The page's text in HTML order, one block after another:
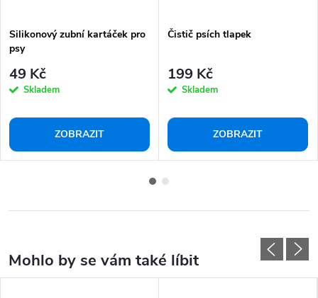
Silikonový zubní kartáček pro
psy
49 Kč
Skladem
ZOBRAZIT
Čistič psích tlapek
199 Kč
Skladem
ZOBRAZIT